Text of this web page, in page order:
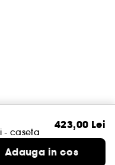
- caseta
423,00 Lei
Adauga in cos